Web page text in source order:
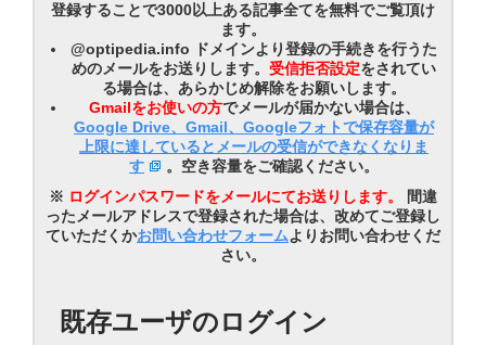
登録することで3000以上ある記事全てを無料でご覧頂け
ます。
@optipedia.info ドメインより登録の手続きを行うた
めのメールをお送りします。 受信拒否設定をされてい
る場合は、あらかじめ解除をお願いします。
Gmailをお使いの方でメールが届かない場合は、
Google Drive、Gmail、Googleフォトで保存容量が
上限に達しているとメールの受信ができなくなりま
す
。空き容量をご確認ください。
※ ログインパスワードをメールにてお送りします。
間違
ったメールアドレスで登録された場合は、改めてご登録し
ていただくかお問い合わせフォームよりお問い合わせくだ
さい。
既存ユーザのログイン